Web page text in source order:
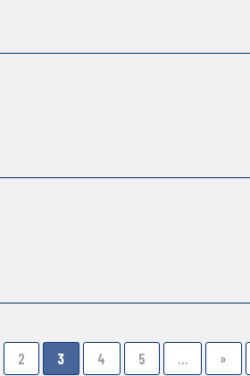
2 3 4 5 »